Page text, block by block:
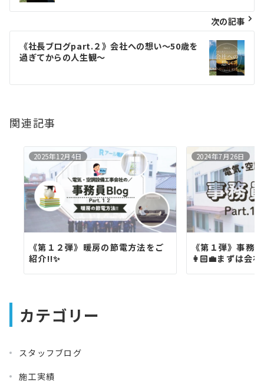
ナ
ビ
ゲ
ー
ョ
次の記事
《社長ブログpart.２》会社への想い～50歳を
過ぎてからの人生観～
関連記事
2025年12月4日
《第１２弾》暖房の節電方法をご
紹介!!✨
2024年7月26日
《第１弾》事務
👩🏻‍💼まずは会
カテゴリー
スタッフブログ
施工実績